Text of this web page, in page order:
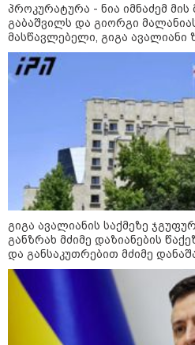
18:34 /
რა
17:55 /
17:14 /
"ნიკო
იცით
რომ
ნიკო
პროკურატურა - ნია იმნაძემ
გაბაშვილს და გიორგი
მასწავლებელი, გიგა ავალიანი
იჩენდა მის მიმართ, რითაც
წააქეზა, თანამზრახველებთან
გიგა ავალიანს
გიგა ავალიანის საქმეზე
განზრახ მძიმე დაზიანების
და განსაკუთრებით მძიმე
ფაქტზე ანასტასია